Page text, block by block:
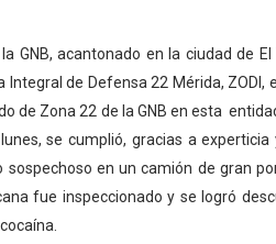
fortalecen la atención en los
Renace en el sector El
fortalecer la atención sanitaria
del OAN para la instalación
GNB, acantonado en la ciudad de
de Defensa 22 Mérida, ZODI,
de Zona 22 de la GNB en esta
se cumplió, gracias a experticia
en un camión de gran
fue inspeccionado y se logró